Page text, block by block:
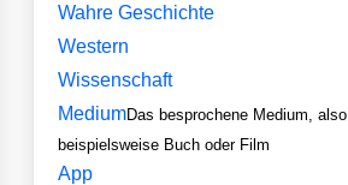
Wahre Geschichte
Western
Wissenschaft
MediumDas besprochene Medium, also
beispielsweise Buch oder Film
App